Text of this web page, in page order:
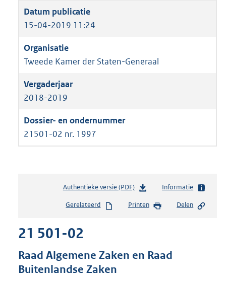
15-04-2019 11:24
Tweede Kamer der Staten-Generaal
2018-2019
21501-02 nr. 1997
Authentieke versie (PDF)b
s
s
Informatie
Gerelateerd Printen Delen
21 501-02
Raad Algemene Zaken en Raad
Buitenlandse Zaken